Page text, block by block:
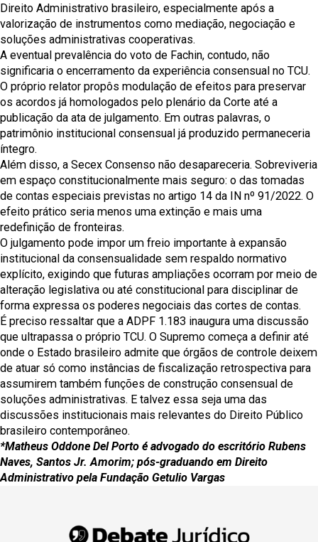
Direito Administrativo brasileiro, especialmente após a
valorização de instrumentos como mediação, negociação e
soluções administrativas cooperativas.
A eventual prevalência do voto de Fachin, contudo, não
significaria o encerramento da experiência consensual no TCU.
O próprio relator propôs modulação de efeitos para preservar
os acordos já homologados pelo plenário da Corte até a
publicação da ata de julgamento. Em outras palavras, o
patrimônio institucional consensual já produzido permaneceria
íntegro.
Além disso, a Secex Consenso não desapareceria. Sobreviveria
em espaço constitucionalmente mais seguro: o das tomadas
de contas especiais previstas no artigo 14 da IN nº 91/2022. O
efeito prático seria menos uma extinção e mais uma
redefinição de fronteiras.
O julgamento pode impor um freio importante à expansão
institucional da consensualidade sem respaldo normativo
explícito, exigindo que futuras ampliações ocorram por meio de
alteração legislativa ou até constitucional para disciplinar de
forma expressa os poderes negociais das cortes de contas.
É preciso ressaltar que a ADPF 1.183 inaugura uma discussão
que ultrapassa o próprio TCU. O Supremo começa a definir até
onde o Estado brasileiro admite que órgãos de controle deixem
de atuar só como instâncias de fiscalização retrospectiva para
assumirem também funções de construção consensual de
soluções administrativas. E talvez essa seja uma das
discussões institucionais mais relevantes do Direito Público
brasileiro contemporâneo.
*Matheus Oddone Del Porto é advogado do escritório Rubens
Naves, Santos Jr. Amorim; pós-graduando em Direito
Administrativo pela Fundação Getulio Vargas